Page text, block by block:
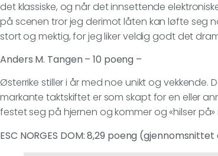
det klassiske, og når det innsettende
på scenen tror jeg derimot låten kan løfte seg
stort og mektig, for jeg liker veldig godt det
Anders M. Tangen – 10 poeng –
Østerrike stiller i år med noe unikt og
markante taktskiftet er som skapt for en eller
festet seg på hjernen og kommer og «hilser
ESC NORGES DOM: 8,29 poeng (gjennomsnittet